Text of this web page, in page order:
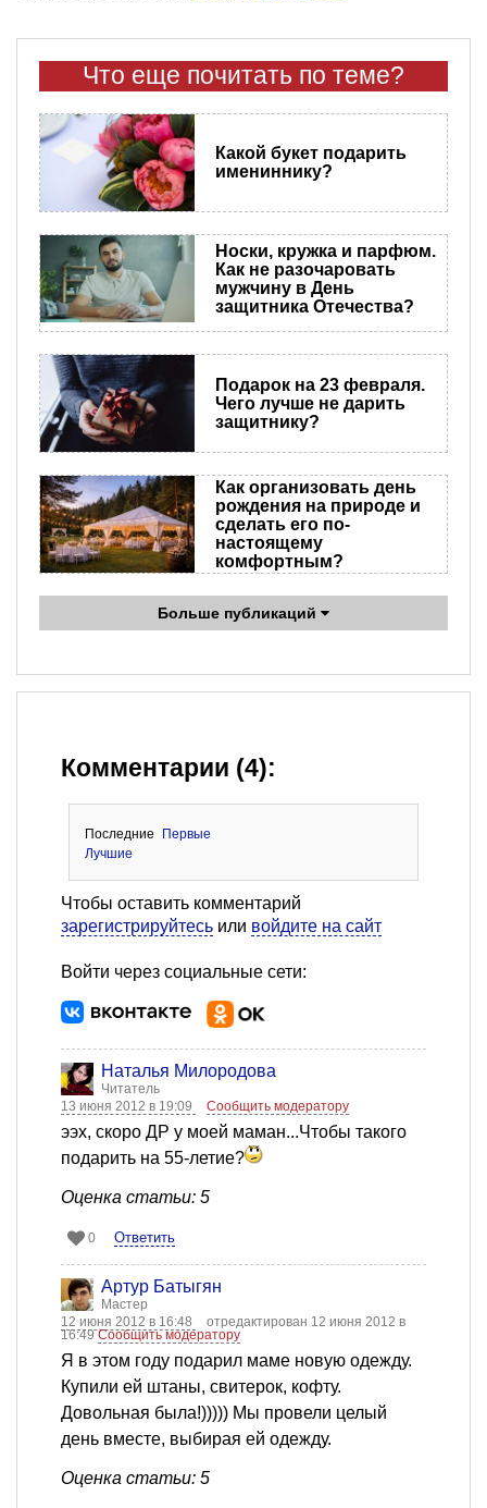
Что еще почитать по теме?
Какой букет подарить
имениннику?
Носки, кружка и парфюм.
Как не разочаровать
мужчину в День
защитника Отечества?
Подарок на 23 февраля.
Чего лучше не дарить
защитнику?
Как организовать день
рождения на природе и
сделать его по-
настоящему
комфортным?
Больше публикаций
Комментарии (4):
Последние
Первые
Лучшие
Чтобы оставить комментарий
зарегистрируйтесь или войдите на сайт
Войти через социальные сети:
Наталья Милородова
Читатель
13 июня 2012 в 19:09
Сообщить модератору
ээх, скоро ДР у моей маман...Чтобы такого
подарить на 55-летие?
Оценка статьи: 5
0 Ответить
Артур Батыгян
Мастер
12 июня 2012 в 16:48
отредактирован 12 июня 2012 в
16:49Сообщить модератору
Я в этом году подарил маме новую одежду.
Купили ей штаны, свитерок, кофту.
Довольная была!))))) Мы провели целый
день вместе, выбирая ей одежду.
Оценка статьи: 5